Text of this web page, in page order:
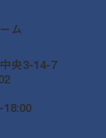
ム
央3-14-7